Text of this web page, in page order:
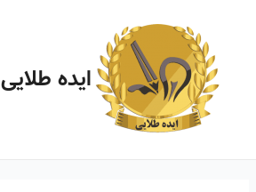
ایده طلایی